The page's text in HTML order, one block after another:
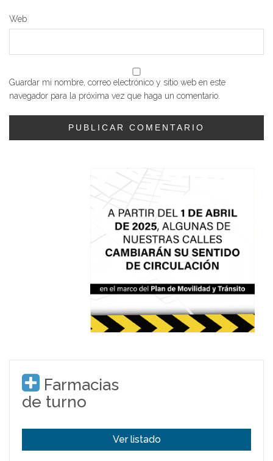
Web
Guardar mi nombre, correo electrónico y sitio web en este
navegador para la próxima vez que haga un comentario.
Farmacias
de turno
Ver listado